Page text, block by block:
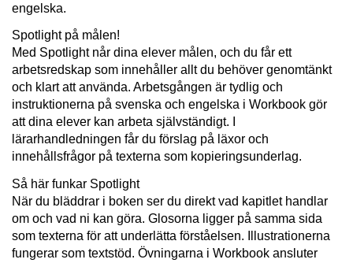
engelska.
Spotlight på målen!
Med Spotlight når dina elever målen, och du får ett
arbetsredskap som innehåller allt du behöver genomtänkt
och klart att använda. Arbetsgången är tydlig och
instruktionerna på svenska och engelska i Workbook gör
att dina elever kan arbeta självständigt. I
lärarhandledningen får du förslag på läxor och
innehållsfrågor på texterna som kopieringsunderlag.
Så här funkar Spotlight
När du bläddrar i boken ser du direkt vad kapitlet handlar
om och vad ni kan göra. Glosorna ligger på samma sida
som texterna för att underlätta förståelsen. Illustrationerna
fungerar som textstöd. Övningarna i Workbook ansluter